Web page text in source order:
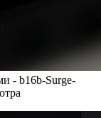
- b16b-Surge-